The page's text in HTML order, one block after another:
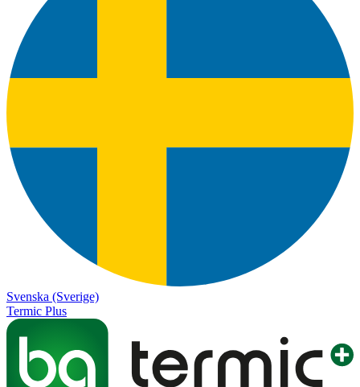
Svenska (Sverige)
Termic Plus